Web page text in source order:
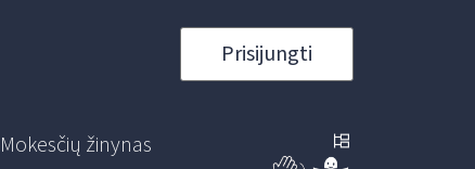
Prisijungti
Mokesčių žinynas